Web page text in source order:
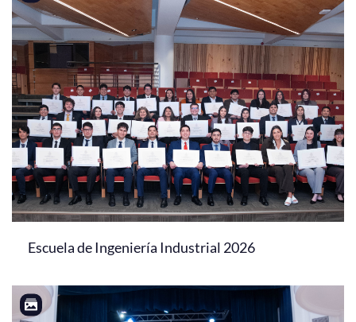
Escuela de Ingeniería Industrial 2026